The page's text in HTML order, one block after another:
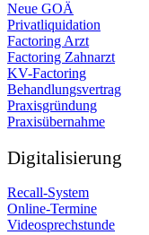
Neue GOÄ
Privatliquidation
Factoring Arzt
Factoring Zahnarzt
KV-Factoring
Behandlungsvertrag
Praxisgründung
Praxisübernahme
Digitalisierung
Recall-System
Online-Termine
Videosprechstunde